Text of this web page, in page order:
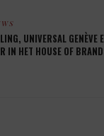
UNIVERSAL GENÈVE
IN HET HOUSE OF